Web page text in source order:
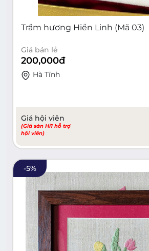
Trầm hương Hiền Linh (Mã 03)
Giá bán lẻ
200,000đ
Hà Tĩnh
Giá hội viên
(Giá sàn Hi1 hỗ trợ
hội viên)
-5%